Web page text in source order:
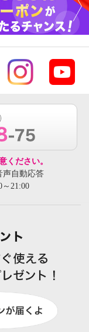
ください。
声自動応答
21:00